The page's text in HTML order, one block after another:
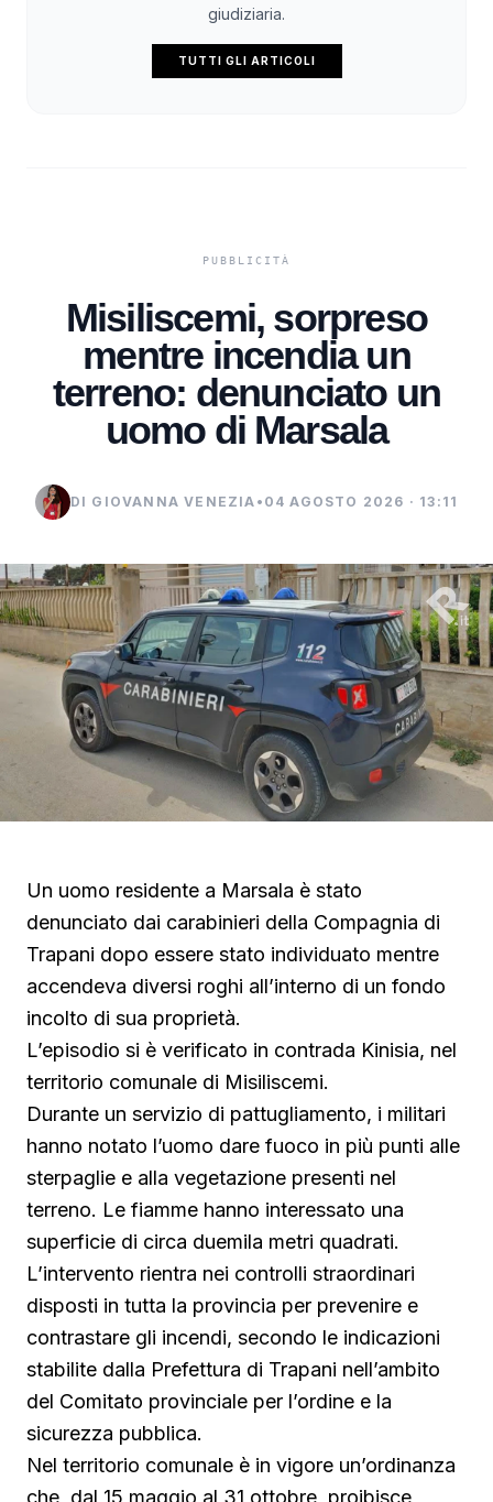
giudiziaria.
TUTTI GLI ARTICOLI
Misiliscemi, sorpreso
mentre incendia un
terreno: denunciato un
uomo di Marsala
DI GIOVANNA VENEZIA • 04 AGOSTO 2026 · 13:11
Un uomo residente a Marsala è stato
denunciato dai carabinieri della Compagnia di
Trapani dopo essere stato individuato mentre
accendeva diversi roghi all’interno di un fondo
incolto di sua proprietà.
L’episodio si è verificato in contrada Kinisia, nel
territorio comunale di Misiliscemi.
Durante un servizio di pattugliamento, i militari
hanno notato l’uomo dare fuoco in più punti alle
sterpaglie e alla vegetazione presenti nel
terreno. Le fiamme hanno interessato una
superficie di circa duemila metri quadrati.
L’intervento rientra nei controlli straordinari
disposti in tutta la provincia per prevenire e
contrastare gli incendi, secondo le indicazioni
stabilite dalla Prefettura di Trapani nell’ambito
del Comitato provinciale per l’ordine e la
sicurezza pubblica.
Nel territorio comunale è in vigore un’ordinanza
che, dal 15 maggio al 31 ottobre, proibisce